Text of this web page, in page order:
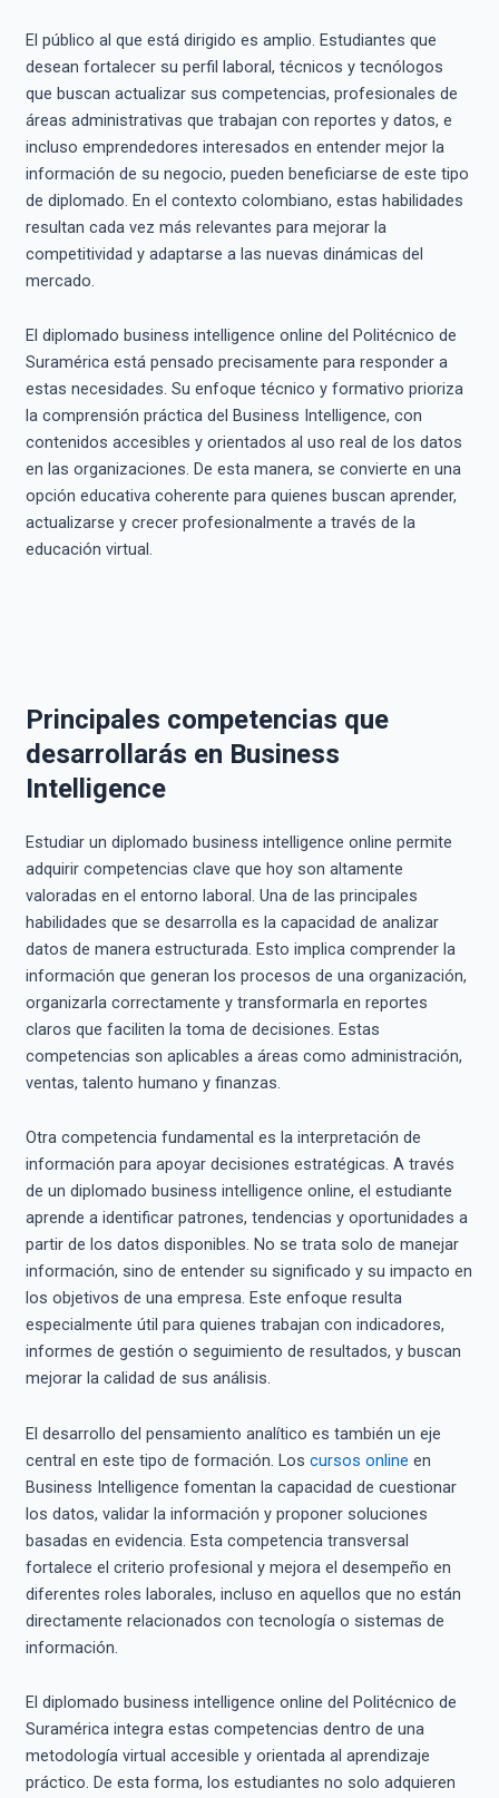
El público al que está dirigido es amplio. Estudiantes que
desean fortalecer su perfil laboral, técnicos y tecnólogos
que buscan actualizar sus competencias, profesionales de
áreas administrativas que trabajan con reportes y datos, e
incluso emprendedores interesados en entender mejor la
información de su negocio, pueden beneficiarse de este tipo
de diplomado. En el contexto colombiano, estas habilidades
resultan cada vez más relevantes para mejorar la
competitividad y adaptarse a las nuevas dinámicas del
mercado.
El diplomado business intelligence online del Politécnico de
Suramérica está pensado precisamente para responder a
estas necesidades. Su enfoque técnico y formativo prioriza
la comprensión práctica del Business Intelligence, con
contenidos accesibles y orientados al uso real de los datos
en las organizaciones. De esta manera, se convierte en una
opción educativa coherente para quienes buscan aprender,
actualizarse y crecer profesionalmente a través de la
educación virtual.
Principales competencias que
desarrollarás en Business
Intelligence
Estudiar un diplomado business intelligence online permite
adquirir competencias clave que hoy son altamente
valoradas en el entorno laboral. Una de las principales
habilidades que se desarrolla es la capacidad de analizar
datos de manera estructurada. Esto implica comprender la
información que generan los procesos de una organización,
organizarla correctamente y transformarla en reportes
claros que faciliten la toma de decisiones. Estas
competencias son aplicables a áreas como administración,
ventas, talento humano y finanzas.
Otra competencia fundamental es la interpretación de
información para apoyar decisiones estratégicas. A través
de un diplomado business intelligence online, el estudiante
aprende a identificar patrones, tendencias y oportunidades a
partir de los datos disponibles. No se trata solo de manejar
información, sino de entender su significado y su impacto en
los objetivos de una empresa. Este enfoque resulta
especialmente útil para quienes trabajan con indicadores,
informes de gestión o seguimiento de resultados, y buscan
mejorar la calidad de sus análisis.
El desarrollo del pensamiento analítico es también un eje
central en este tipo de formación. Los cursos online en
Business Intelligence fomentan la capacidad de cuestionar
los datos, validar la información y proponer soluciones
basadas en evidencia. Esta competencia transversal
fortalece el criterio profesional y mejora el desempeño en
diferentes roles laborales, incluso en aquellos que no están
directamente relacionados con tecnología o sistemas de
información.
El diplomado business intelligence online del Politécnico de
Suramérica integra estas competencias dentro de una
metodología virtual accesible y orientada al aprendizaje
práctico. De esta forma, los estudiantes no solo adquieren